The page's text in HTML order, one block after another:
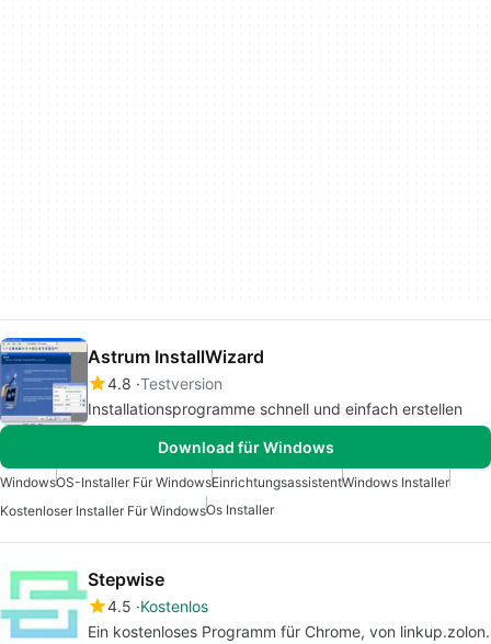
Astrum InstallWizard
4.8 Testversion
Installationsprogramme schnell und einfach erstellen
Download für Windows
WindowsOS-Installer Für WindowsEinrichtungsassistentWindows Installer
Kostenloser Installer Für WindowsOs Installer
Stepwise
4.5 Kostenlos
Ein kostenloses Programm für Chrome, von linkup.zolon.